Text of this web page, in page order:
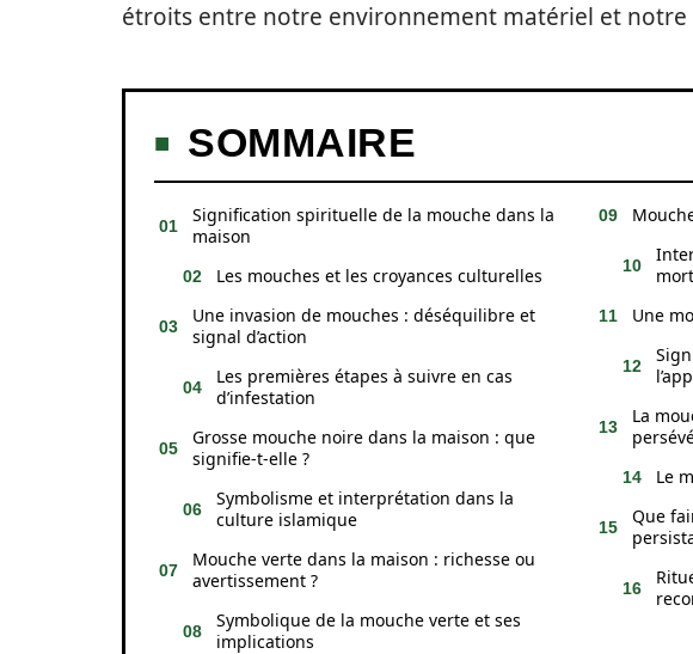
étroits entre notre environnement matériel et notre
SOMMAIRE
Signification spirituelle de la mouche dans la
maison
Les mouches et les croyances culturelles
Une invasion de mouches : déséquilibre et
signal d’action
Les premières étapes à suivre en cas
d’infestation
Grosse mouche noire dans la maison : que
signifie-t-elle ?
Symbolisme et interprétation dans la
culture islamique
Mouche verte dans la maison : richesse ou
avertissement ?
Symbolique de la mouche verte et ses
implications
Une
La
Le
Que